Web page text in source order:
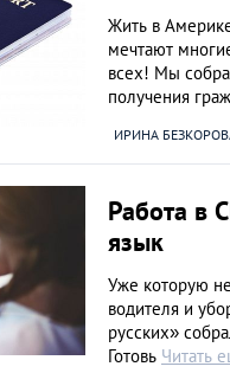
Жить в
мечтают
всех! Мы
получения
ИРИНА
Работа в
язык
Уже которую
водителя и
русских»
Готовь Читать